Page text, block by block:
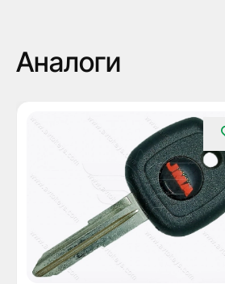
Аналоги